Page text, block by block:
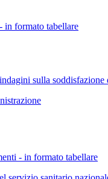
in formato tabellare
sulla soddisfazione
- in formato tabellare